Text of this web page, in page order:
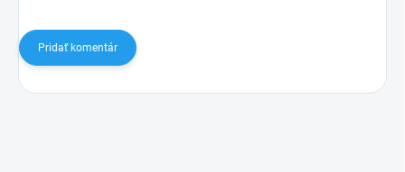
Pridať komentár